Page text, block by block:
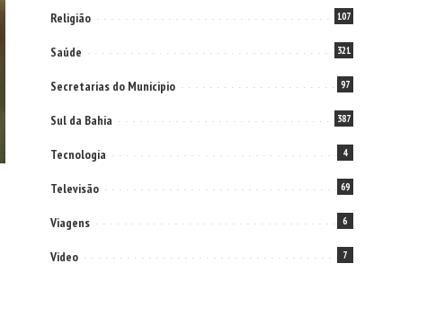
Religião 107
Saúde 321
Secretarias do Municipio 97
Sul da Bahia 387
Tecnologia 4
Televisão 69
Viagens 6
Video 7